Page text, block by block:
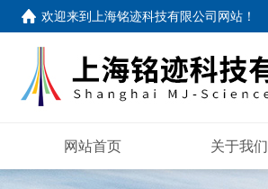
欢迎来到 上海铭迹科技有限公司网站 ！
网站首页 关于我们